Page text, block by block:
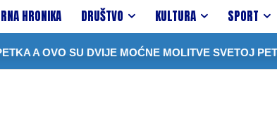
HRONIKA DRUŠTVO KULTURA SPORT
A OVO SU DVIJE MOĆNE MOLITVE SVETOJ PETKI